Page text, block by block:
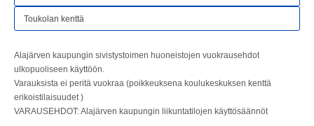
Toukolan kenttä
Alajärven kaupungin sivistystoimen huoneistojen vuokrausehdot
ulkopuoliseen käyttöön.
Varauksista ei peritä vuokraa (poikkeuksena koulukeskuksen kenttä
erikoistilaisuudet )
VARAUSEHDOT: Alajärven kaupungin liikuntatilojen käyttösäännöt